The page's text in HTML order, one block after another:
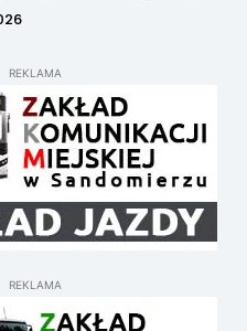
REKLAMA
REKLAMA